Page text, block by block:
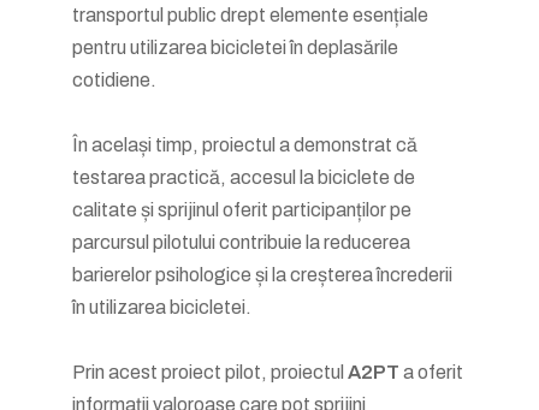
transportul public drept elemente esențiale
pentru utilizarea bicicletei în deplasările
cotidiene.
În același timp, proiectul a demonstrat că
testarea practică, accesul la biciclete de
calitate și sprijinul oferit participanților pe
parcursul pilotului contribuie la reducerea
barierelor psihologice și la creșterea încrederii
în utilizarea bicicletei.
Prin acest proiect pilot, proiectul A2PT a oferit
informații valoroase care pot sprijini